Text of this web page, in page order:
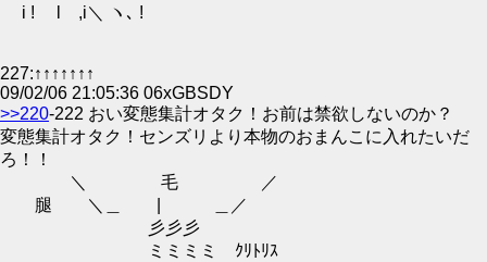
i ! l ,i＼ ヽ､ !
227:↑↑↑↑↑↑↑
09/02/06 21:05:36 06xGBSDY
>>220-222 おい変態集計オタク！お前は禁欲しないのか？
変態集計オタク！センズリより本物のおまんこに入れたいだ
ろ！！
＼ 毛 ／
腿 ＼＿ | ＿／
彡彡彡
ミミミミ ｸﾘﾄﾘｽ